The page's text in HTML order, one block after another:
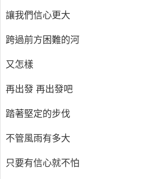
讓我們信心更大
跨過前方困難的河
又怎樣
再出發 再出發吧
踏著堅定的步伐
不管風雨有多大
只要有信心就不怕